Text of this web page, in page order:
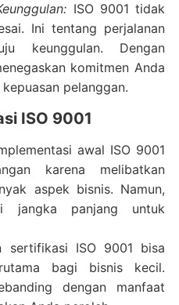
ISO 9001 tidak
Ini tentang perjalanan
keunggulan. Dengan
komitmen Anda
pelanggan.
ISO 9001
awal ISO 9001
karena melibatkan
aspek bisnis. Namun,
jangka panjang untuk
sertifikasi ISO 9001 bisa
bagi bisnis kecil.
dengan manfaat